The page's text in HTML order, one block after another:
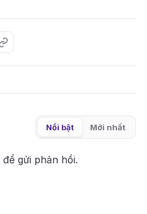
Nổi bật Mới nhất
để gửi phản hồi.